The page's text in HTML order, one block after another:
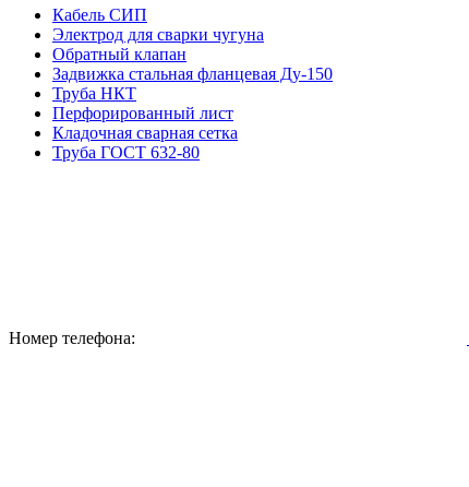
Кабель СИП
Электрод для сварки чугуна
Обратный клапан
Задвижка стальная фланцевая Ду-150
Труба НКТ
Перфорированный лист
Кладочная сварная сетка
Труба ГОСТ 632-80
Номер телефона: